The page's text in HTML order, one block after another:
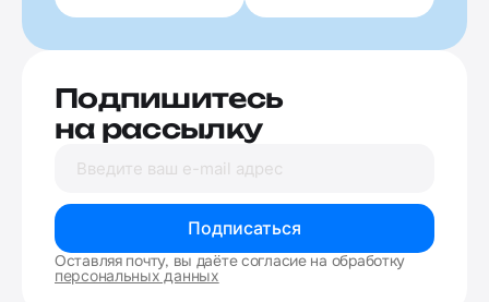
Подпишитесь
на рассылку
Подписаться
Оставляя почту, вы даёте согласие на обработку
персональных данных